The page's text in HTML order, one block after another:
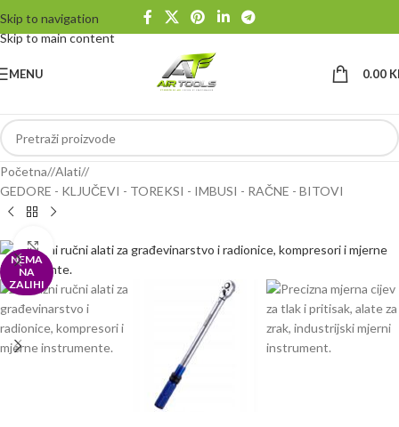
Skip to navigation
Skip to main content
MENU 0.00
Početna/ Alati/
GEDORE - KLJUČEVI - TOREKSI - IMBUSI - RAČNE - BITOVI
NEMA
NA
ZALIHI
Klikni da uvećaš